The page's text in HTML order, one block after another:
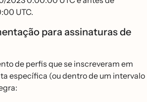
UTC.
para assinaturas de
de perfis que se inscreveram em
específica (ou dentro de um intervalo